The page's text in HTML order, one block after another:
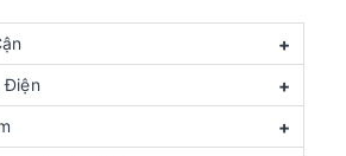
+
Điện +
+